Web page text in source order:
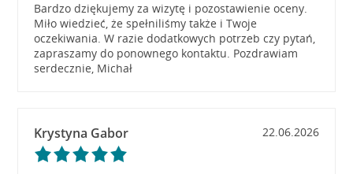
Bardzo dziękujemy za wizytę i pozostawienie oceny.
Miło wiedzieć, że spełniliśmy także i Twoje
oczekiwania. W razie dodatkowych potrzeb czy pytań,
zapraszamy do ponownego kontaktu. Pozdrawiam
serdecznie, Michał
Krystyna Gabor 22.06.2026